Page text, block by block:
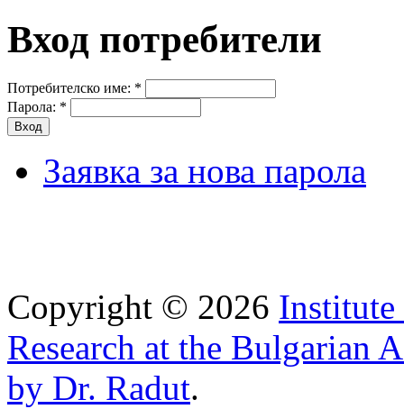
Вход потребители
Потребителско име: *
Парола: *
Заявка за нова парола
Copyright © 2026
Research at the Bulgarian
by Dr. Radut.